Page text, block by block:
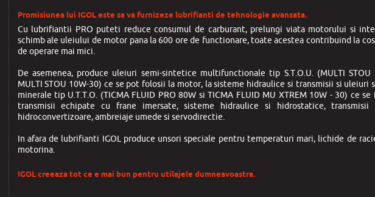
Promisiunea lui IGOL este sa va furnizeze lubrifianti de tehnologie avansata.
Cu lubrifiantii PRO puteti reduce consumul de carburant, prelungi viata motorului si
schimb ale uleiului de motor pana la 600 ore de functionare, toate acestea contribuind la
de operare mai mici.
De asemenea, produce uleiuri semi-sintetice multifunctionale tip S.T.O.U. (MULTI STOU
MULTI STOU 10W-30) ce se pot folosii la motor, la sisteme hidraulice si transmisii si uleiuri
minerale tip U.T.T.O. (TICMA FLUID PRO 80W si TICMA FLUID MU XTREM 10W - 30) ce se
transmisii echipate cu frane imersate, sisteme hidraulice si hidrostatice, transmisii
hidroconvertizoare, ambreiaje umede si servodirectie.
In afara de lubrifianti IGOL produce unsori speciale pentru temperaturi mari, lichide de
motorina.
IGOL creeaza tot ce e mai bun pentru utilajele dumneavoastra.